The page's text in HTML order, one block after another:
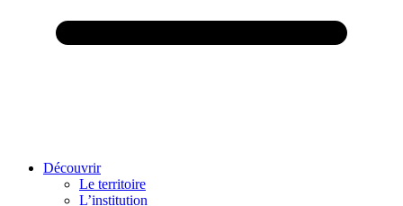
Découvrir
Le territoire
L’institution